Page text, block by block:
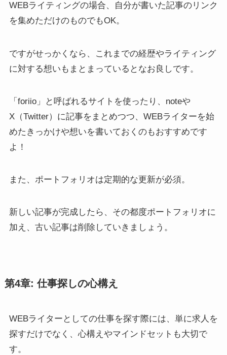
WEBライティングの場合、自分が書いた記事のリンク
を集めただけのものでもOK。
ですがせっかくなら、これまでの経歴やライティング
に対する想いもまとまっているとなお良しです。
「foriio」と呼ばれるサイトを使ったり、noteや
X（Twitter）に記事をまとめつつ、WEBライターを始
めたきっかけや想いを書いておくのもおすすめです
よ！
また、ポートフォリオは定期的な更新が必須。
新しい記事が完成したら、その都度ポートフォリオに
加え、古い記事は削除していきましょう。
第4章: 仕事探しの心構え
WEBライターとしての仕事を探す際には、単に求人を
探すだけでなく、心構えやマインドセットも大切で
す。